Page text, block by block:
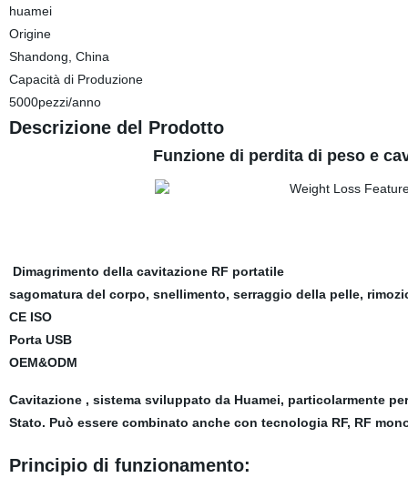
huamei
Origine
Shandong, China
Capacità di Produzione
5000pezzi/anno
Descrizione del Prodotto
Funzione di perdita di peso e
Dimagrimento della cavitazione RF portatile
sagomatura del corpo, snellimento, serraggio della pelle,
CE ISO
Porta USB
OEM&ODM
Cavitazione , sistema sviluppato da Huamei, particolarmente
Stato. Può essere combinato anche con tecnologia RF, RF
Principio di funzionamento: